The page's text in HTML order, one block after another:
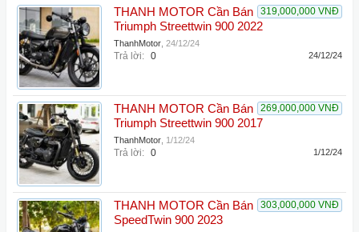
319,000,000 VNĐ
THANH MOTOR Cần Bán
Triumph Streettwin 900 2022
ThanhMotor 24/12/24
Trả lời: 0 24/12/24
269,000,000 VNĐ
THANH MOTOR Cần Bán
Triumph Streettwin 900 2017
ThanhMotor 1/12/24
Trả lời: 0 1/12/24
303,000,000 VNĐ
THANH MOTOR Cần Bán
SpeedTwin 900 2023